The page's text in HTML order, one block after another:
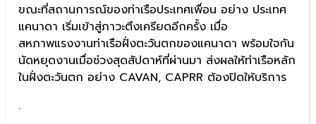
ขณะที่สถานการณ์ของท่าเรือประเทศเพื่อน อย่าง ประเทศ
แคนาดา เริ่มเข้าสู่ภาวะตึงเครียดอีกครั้ง เมื่อ
สหภาพแรงงานท่าเรือฝั่งตะวันตกของแคนาดา พร้อมใจกัน
นัดหยุดงานเมื่อช่วงสุดสัปดาห์ที่ผ่านมา ส่งผลให้ท่าเรือหลัก
ในฝั่งตะวันตก อย่าง CAVAN, CAPRR ต้องปิดให้บริการ
.